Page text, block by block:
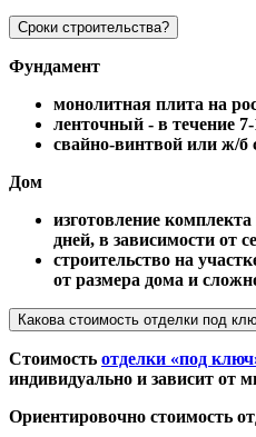
Сроки строительства?
Фундамент
монолитная плита на
ленточный - в течение
свайно-винтвой или ж/б
Дом
изготовление
дней, в зависимости от
строительство на
от размера дома и
Какова стоимость отделки под
Стоимость отделки «под
индивидуально и зависит от
Ориентировочно стоимость